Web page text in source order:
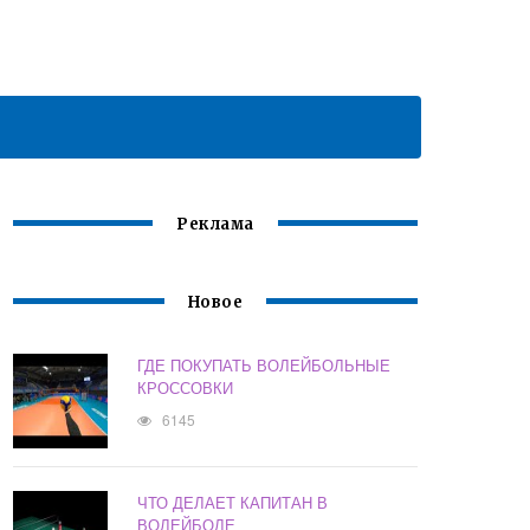
Реклама
Новое
ГДЕ ПОКУПАТЬ ВОЛЕЙБОЛЬНЫЕ
КРОССОВКИ
6145
ЧТО ДЕЛАЕТ КАПИТАН В
ВОЛЕЙБОЛЕ